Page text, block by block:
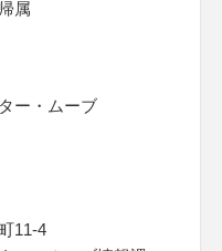
属
ー・ムーブ
11-4